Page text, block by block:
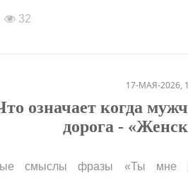
32
17-МАЯ-2026,
означает когда
дорога -
смыслы фразы «Ты мне